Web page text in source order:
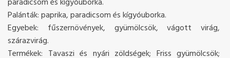
paradicsom és kígyóuborka.
Palánták: paprika, paradicsom és kígyóuborka.
Egyebek: fűszernövények, gyümölcsök, vágott virág,
szárazvirág.
Termékek: Tavaszi és nyári zöldségek; Friss gyümölcsök;